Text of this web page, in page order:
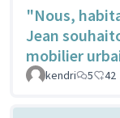
"Nous,
Jean
mobilier
kendri 5 42